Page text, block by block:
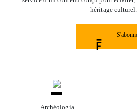
héritage culturel.
Archéologia